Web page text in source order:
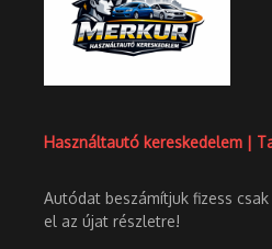
Használtautó kereskedelem |
Autódat beszámítjuk fizess
el az újat részletre!